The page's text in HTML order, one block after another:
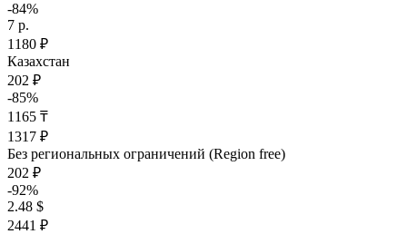
-84%
7 р.
1180 ₽
Казахстан
202 ₽
-85%
1165 ₸
1317 ₽
Без региональных ограничений (Region free)
202 ₽
-92%
2.48 $
2441 ₽